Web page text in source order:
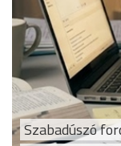
Szabadúszó